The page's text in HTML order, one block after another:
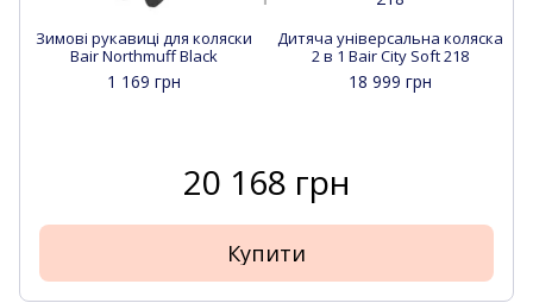
Зимові рукавиці для коляски
Bair Northmuff Black
1 169 грн
Дитяча універсальна коляска
2 в 1 Bair City Soft 218
18 999 грн
20 168 грн
Купити